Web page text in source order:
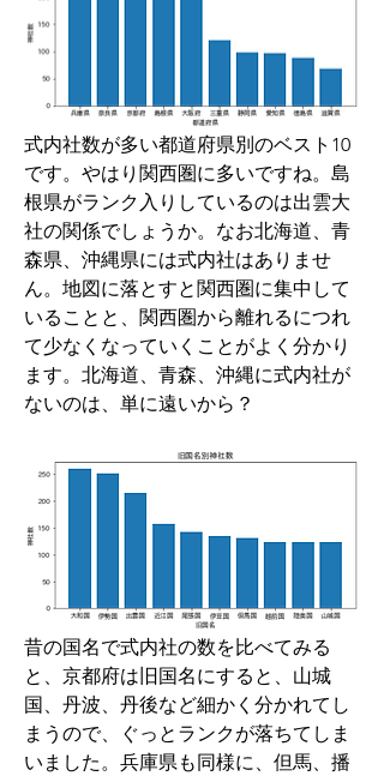
式内社数が多い都道府県別のベスト10
です。やはり関西圏に多いですね。島
根県がランク入りしているのは出雲大
社の関係でしょうか。なお北海道、青
森県、沖縄県には式内社はありませ
ん。地図に落とすと関西圏に集中して
いることと、関西圏から離れるにつれ
て少なくなっていくことがよく分かり
ます。北海道、青森、沖縄に式内社が
ないのは、単に遠いから？
昔の国名で式内社の数を比べてみる
と、京都府は旧国名にすると、山城
国、丹波、丹後など細かく分かれてし
まうので、ぐっとランクが落ちてしま
いました。兵庫県も同様に、但馬、播